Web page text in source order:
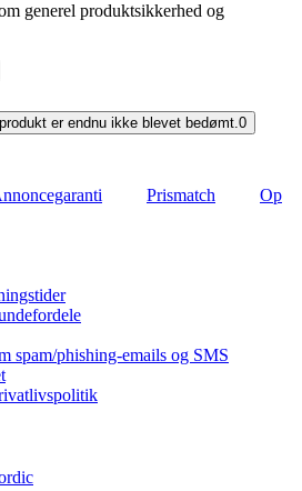
generel produktsikkerhed og
er endnu ikke blevet bedømt.0
Prismatch
Op
spam/phishing-emails og SMS